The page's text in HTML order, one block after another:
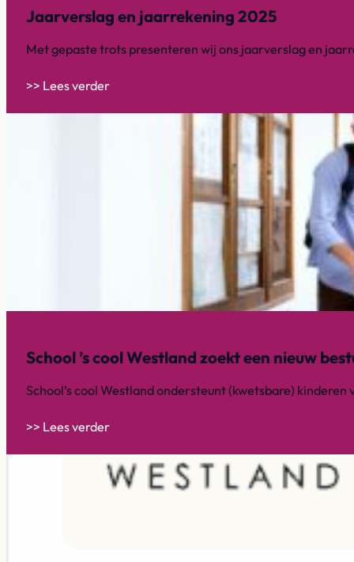
Jaarverslag en jaarrekening 2025
Met gepaste trots presenteren wij ons jaarverslag en
>> Lees verder
School ’s cool Westland zoekt een nieuw
School’s cool Westland ondersteunt (kwetsbare)
>> Lees verder